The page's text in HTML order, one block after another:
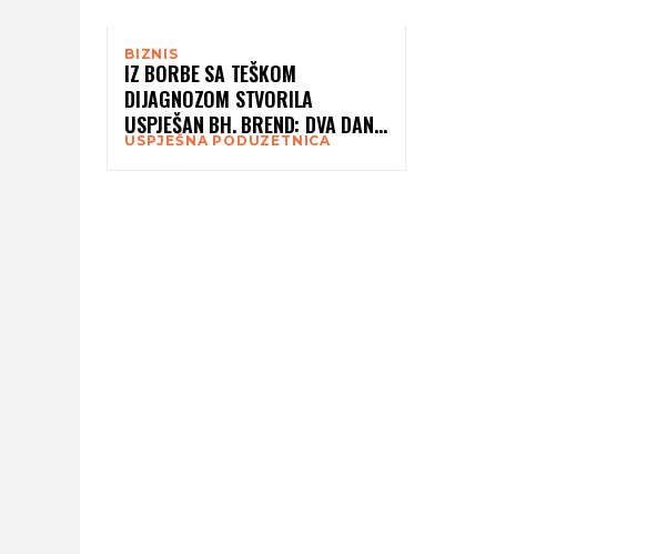
BIZNIS
IZ BORBE SA TEŠKOM
DIJAGNOZOM STVORILA
USPJEŠAN BH. BREND: DVA DANA
PRIJE ODLASKA U BOLNICU
USPJEŠNA PODUZETNICA